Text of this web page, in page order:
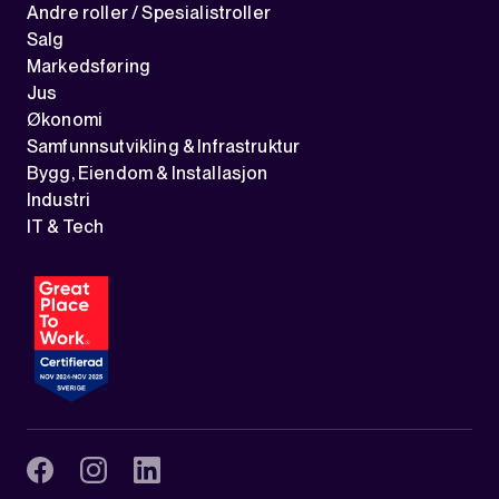
Andre roller / Spesialistroller
Salg
Markedsføring
Jus
Økonomi
Samfunnsutvikling & Infrastruktur
Bygg, Eiendom & Installasjon
Industri
IT & Tech